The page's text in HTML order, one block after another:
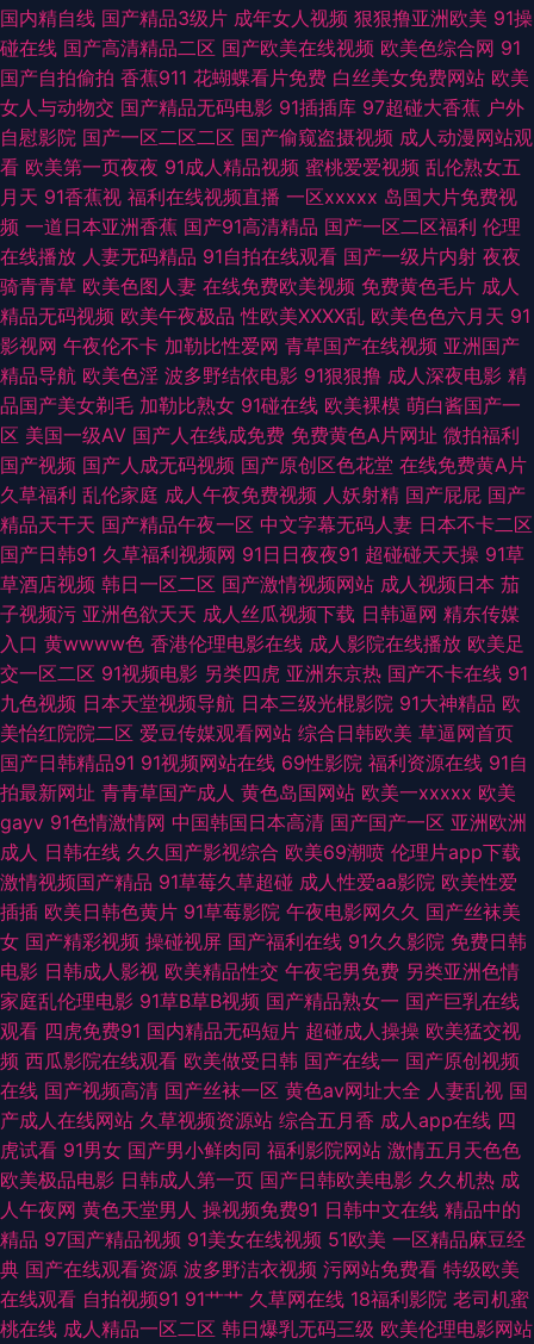
欧美日韩AR 日韩有码网站 91传媒在线观看 超碰超碰 国产夫妻啪啪在线 另
类欧美综合 91视频线上网站 国浮第一浮力 老司机狠肏 欧美亚洲色国产 丝袜
颜射AV网 亚洲一区97色 av性影 福利导航入口 精品久久噜噜噜噜 欧美日韩
中文字幕 日韩色色网站 亚州午夜影院 91porn蝌蚪 91伪娘在线观看 超碰91九
色 韩国产香蕉 蜜桃视频在线观看 日韩精品视频网址 午夜AV影院 91逼在线
91熟女视领 AV一区二区AV 超碰最新网址 国产乱人乱偷AV 精品一二区电影
欧美性爱中文字幕 日韩欧美有码另类 影音先锋欧美性爱 91网站久久 91小视
频在线 操少妇小逼综合网 国产精品日韩欧美 国产福利导航大全 日韩精选av
福利 伊人成网 www色色狼AV 亚洲图色16区 超碰欧美碰 国产情侣精品激情
欧美一级720p 久草福利导航官网 日韩福利网站 性爱激情网 91内射在线 国
产精v色 免费试看91福利 日本视频网页 午夜福利色片 91TV精品 爱豆传媒AV
在线 国产精品日韩 久久八七偷拍伦理 欧美性爱bb 婷婷伊人大香蕉 综合久久
91资源站 豆花在线观看官网 韩国久久精品视频 欧美性爱V 三级日本黑人 亚
洲网站黄 91视频在线 A级超碰 国产丝袜另类 久久综合 欧美性爱直播 日韩黄
色三级影院 午夜av理论 黄色五月天韩国 欧美精品一成人 日韩视频福利导航
午夜伦理片AV 97超碰碰在线 成人午夜性剧场 国永久视频 美女福利影院 四
虎影城库 51自拍视频在线 99爱久 成人不卡视频 国产在线视频 欧洲精品伦
深夜福利站 综合亚洲色色图 97超碰成人在线 超碰爱福利 黑丝美女内射自慰
欧亚色图 微拍福利一区 自慰91 a导航福利天堂 日本黄123区 中文字幕美腿
丝袜 99爱人人 超碰在线97视4 狠狠撸在线网站 欧洲三级网站在线 亚州另类
av av抖阴91 后入小少妇 青青草视频污 先锋影音无码 91熟女网站 白丝美女
被胸91 国产偷自第七页 欧美AⅤ综合观看 熟女人妻一二区 91大神片子 波多
野吉依 欧美色图18p 午夜成人导航 91官方视频网站 欧洲狠艹 浮力草草黄色
国内精自线 国产精品3级片 成年女人视频 狠狠撸亚洲欧美 91操
碰在线 国产高清精品二区 国产欧美在线视频 欧美色综合网 91
国产自拍偷拍 香蕉911 花蝴蝶看片免费 白丝美女免费网站 欧美
女人与动物交 国产精品无码电影 91插插库 97超碰大香蕉 户外
自慰影院 国产一区二区二区 国产偷窥盗摄视频 成人动漫网站观
看 欧美第一页夜夜 91成人精品视频 蜜桃爱爱视频 乱伦熟女五
月天 91香蕉视 福利在线视频直播 一区xxxxx 岛国大片免费视
频 一道日本亚洲香蕉 国产91高清精品 国产一区二区福利 伦理
在线播放 人妻无码精品 91自拍在线观看 国产一级片内射 夜夜
骑青青草 欧美色图人妻 在线免费欧美视频 免费黄色毛片 成人
精品无码视频 欧美午夜极品 性欧美ⅩⅩⅩⅩ乱 欧美色色六月天 91
影视网 午夜伦不卡 加勒比性爱网 青草国产在线视频 亚洲国产
精品导航 欧美色淫 波多野结依电影 91狠狠撸 成人深夜电影 精
品国产美女剃毛 加勒比熟女 91碰在线 欧美裸模 萌白酱国产一
区 美国一级AV 国产人在线成免费 免费黄色A片网址 微拍福利
国产视频 国产人成无码视频 国产原创区色花堂 在线免费黄A片
久草福利 乱伦家庭 成人午夜免费视频 人妖射精 国产屁屁 国产
精品天干天 国产精品午夜一区 中文字幕无码人妻 日本不卡二区
国产日韩91 久草福利视频网 91日日夜夜91 超碰碰天天操 91草
草酒店视频 韩日一区二区 国产激情视频网站 成人视频日本 茄
子视频污 亚洲色欲天天 成人丝瓜视频下载 日韩逼网 精东传媒
入口 黄wwww色 香港伦理电影在线 成人影院在线播放 欧美足
交一区二区 91视频电影 另类四虎 亚洲东京热 国产不卡在线 91
九色视频 日本天堂视频导航 日本三级光棍影院 91大神精品 欧
美怡红院院二区 爱豆传媒观看网站 综合日韩欧美 草逼网首页
国产日韩精品91 91视频网站在线 69性影院 福利资源在线 91自
拍最新网址 青青草国产成人 黄色岛国网站 欧美一xxxxx 欧美
gayv 91色情激情网 中国韩国日本高清 国产国产一区 亚洲欧洲
成人 日韩在线 久久国产影视综合 欧美69潮喷 伦理片app下载
激情视频国产精品 91草莓久草超碰 成人性爱aa影院 欧美性爱
插插 欧美日韩色黄片 91草莓影院 午夜电影网久久 国产丝袜美
女 国产精彩视频 操碰视屏 国产福利在线 91久久影院 免费日韩
电影 日韩成人影视 欧美精品性交 午夜宅男免费 另类亚洲色情
家庭乱伦理电影 91草B草B视频 国产精品熟女一 国产巨乳在线
观看 四虎免费91 国内精品无码短片 超碰成人操操 欧美猛交视
频 西瓜影院在线观看 欧美做受日韩 国产在线一 国产原创视频
在线 国产视频高清 国产丝袜一区 黄色av网址大全 人妻乱视 国
产成人在线网站 久草视频资源站 综合五月香 成人app在线 四
虎试看 91男女 国产男小鲜肉同 福利影院网站 激情五月天色色
欧美极品电影 日韩成人第一页 国产日韩欧美电影 久久机热 成
人午夜网 黄色天堂男人 操视频免费91 日韩中文在线 精品中的
精品 97国产精品视频 91美女在线视频 51欧美 一区精品麻豆经
典 国产在线观看资源 波多野洁衣视频 污网站免费看 特级欧美
在线观看 自拍视频91 91艹艹 久草网在线 18福利影院 老司机蜜
桃在线 成人精品一区二区 韩日爆乳无码三级 欧美伦理电影网站